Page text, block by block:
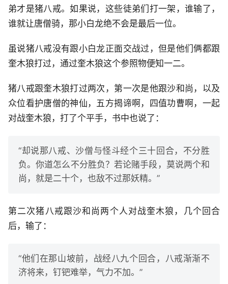
弟才是猪八戒。如果说，这些徒弟们打一架，谁输了，
谁就让唐僧骑，那小白龙绝不会是最后一位。
虽说猪八戒没有跟小白龙正面交战过，但是他们俩都跟
奎木狼打过，通过奎木狼这个参照物便知一二。
猪八戒跟奎木狼打过两次，第一次是他跟沙和尚，以及
众位看护唐僧的神仙，五方揭谛啊，四值功曹啊，一起
对战奎木狼，打了个平手，书中也说了：
“却说那八戒、沙僧与怪斗经个三十回合，不分胜
负。你道怎么不分胜负？若论赌手段，莫说两个和
尚，就是二十个，也敌不过那妖精。”
第二次猪八戒跟沙和尚两个人对战奎木狼，几个回合
后，输了：
“他们在那山坡前，战经八九个回合，八戒渐渐不
济将来，钉钯难举，气力不加。”